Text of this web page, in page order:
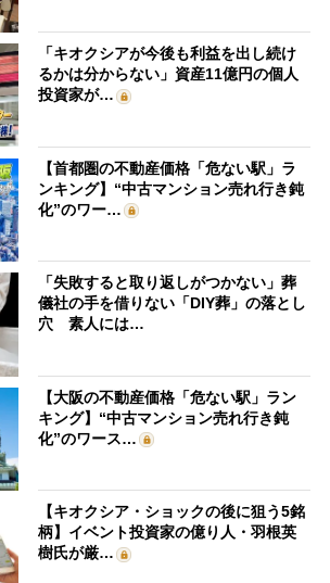
「キオクシアが今後も利益を出し続け
るかは分からない」資産11億円の個人
投資家が…
【首都圏の不動産価格「危ない駅」ラ
ンキング】“中古マンション売れ行き鈍
化”のワー…
「失敗すると取り返しがつかない」葬
儀社の手を借りない「DIY葬」の落とし
穴 素人には…
【大阪の不動産価格「危ない駅」ラン
キング】“中古マンション売れ行き鈍
化”のワース…
【キオクシア・ショックの後に狙う5銘
柄】イベント投資家の億り人・羽根英
樹氏が厳…